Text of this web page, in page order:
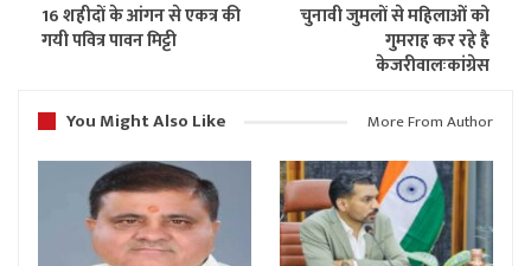
16 शहीदों के आंगन से एकत्र की
गयी पवित्र पावन मिट्टी
चुनावी जुमलों से महिलाओं को
गुमराह कर रहे है
केजरीवालःकांग्रेस
You Might Also Like
More From Author